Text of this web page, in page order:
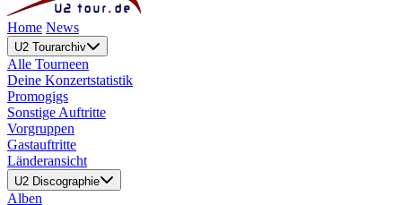
Home News
U2 Tourarchiv
Alle Tourneen
Deine Konzertstatistik
Promogigs
Sonstige Auftritte
Vorgruppen
Gastauftritte
Länderansicht
U2 Discographie
Alben